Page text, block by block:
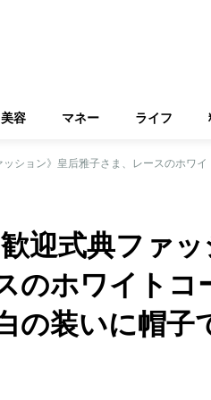
美容 マネー ライフ
迎式典ファ
のホワイトコ
装いに帽子